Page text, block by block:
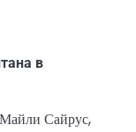
в
Сайрус,